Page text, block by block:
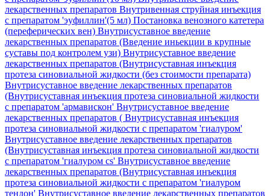
лекарственных препаратов Внутривенная струйная инъекция
с препаратом 'эуфиллин'(5 мл) Постановка венозного катетера
(переферических вен) Внутрисуставное введение
лекарственных препаратов (Введение иньекции в крупные
суставы под контролем узи) Внутрисуставное введение
лекарственных препаратов (Внутрисуставная инъекция
протеза синовиальной жидкости (без стоимости препарата)
Внутрисуставное введение лекарственных препаратов
(Внутрисуставная инъекция протеза синовиальной жидкости
с препаратом 'армавискон' Внутрисуставное введение
лекарственных препаратов ( Внутрисуставная инъекция
протеза синовиальной жидкости с препаратом 'гиалуром'
Внутрисуставное введение лекарственных препаратов
(Внутрисуставная инъекция протеза синовиальной жидкости
с препаратом 'гиалуром cs' Внутрисуставное введение
лекарственных препаратов (Внутрисуставная инъекция
протеза синовиальной жидкости с препаратом 'гиалуром
тендон' Внутрисуставное введение лекарственных препаратов